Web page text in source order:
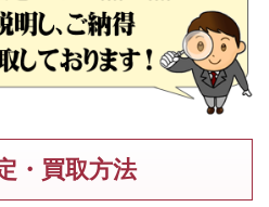
・買取方法